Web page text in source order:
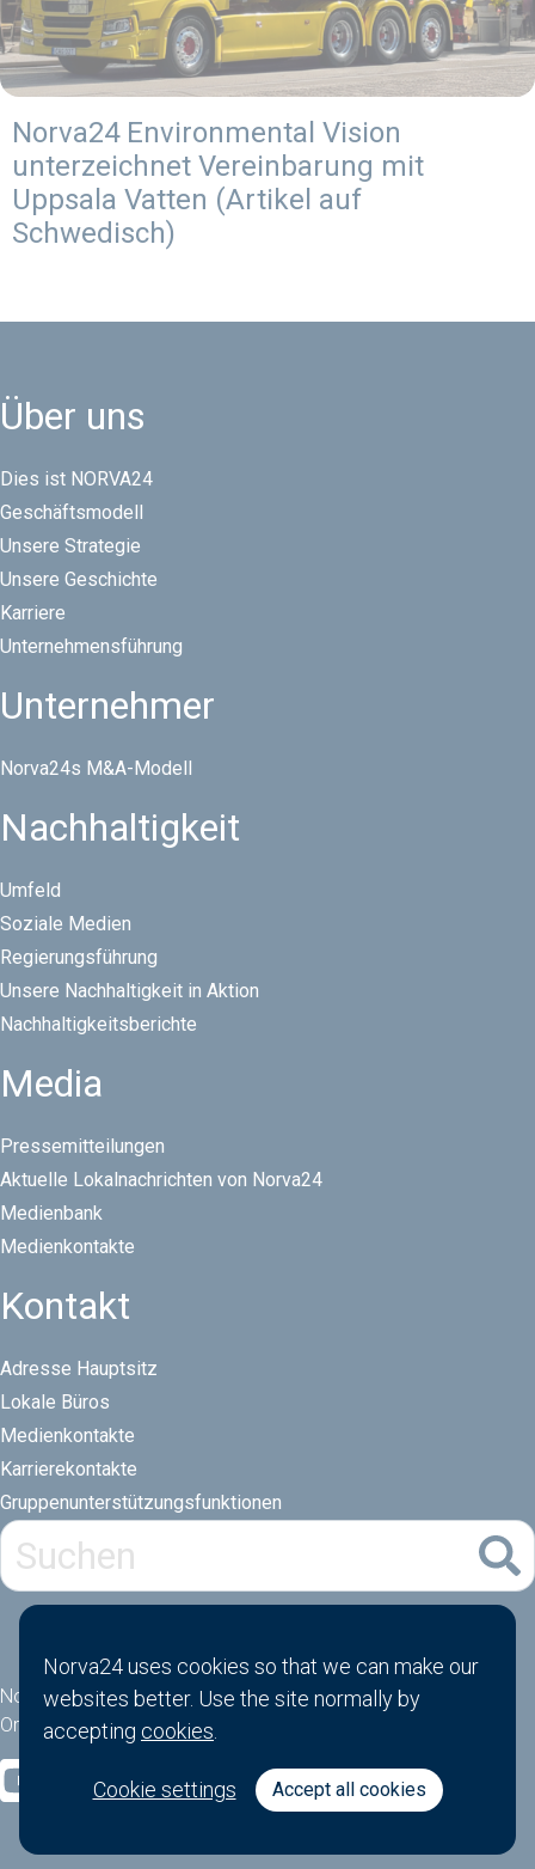
Norva24 Environmental Vision
unterzeichnet Vereinbarung mit
Uppsala Vatten (Artikel auf
Schwedisch)
Über uns
Dies ist NORVA24
Geschäftsmodell
Unsere Strategie
Unsere Geschichte
Karriere
Unternehmensführung
Unternehmer
Norva24s M&A-Modell
Nachhaltigkeit
Umfeld
Soziale Medien
Regierungsführung
Unsere Nachhaltigkeit in Aktion
Nachhaltigkeitsberichte
Media
Pressemitteilungen
Aktuelle Lokalnachrichten von Norva24
Medienbank
Medienkontakte
Kontakt
Adresse Hauptsitz
Lokale Büros
Medienkontakte
Karrierekontakte
Gruppenunterstützungsfunktionen​
Norva24 AS
Orgnr: 914881463
Norva24 uses cookies so that we can make our
websites better. Use the site normally by
accepting cookies
Cookie settings Accept all cookies